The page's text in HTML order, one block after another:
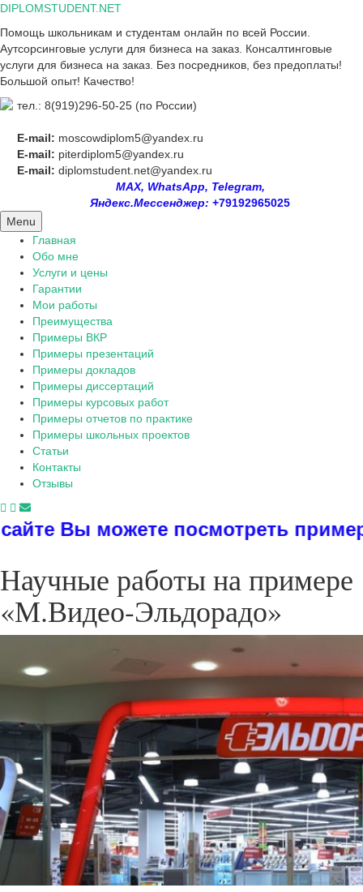
Skip
content
DIPLOMSTUDENT.NET
Помощь школьникам и студентам онлайн по всей России.
Аутсорсинговые услуги для бизнеса на заказ. Консалтинговые
услуги для бизнеса на заказ. Без посредников, без предоплаты!
Большой опыт! Качество!
тел.: 8(919)296-50-25 (по России)
E-mail: moscowdiplom5@yandex.ru
E-mail: piterdiplom5@yandex.ru
E-mail: diplomstudent.net@yandex.ru
MAX, WhatsApp, Telegram,
Яндекс.Мессенджер: +79192965025
Menu
Главная
Обо мне
Услуги и цены
Гарантии
Мои работы
Преимущества
Примеры ВКР
Примеры презентаций
Примеры докладов
Примеры диссертаций
Примеры курсовых работ
Примеры отчетов по практике
Примеры школьных проектов
Статьи
Контакты
Отзывы
примеры
Научные работы на примере
«М.Видео-Эльдорадо»